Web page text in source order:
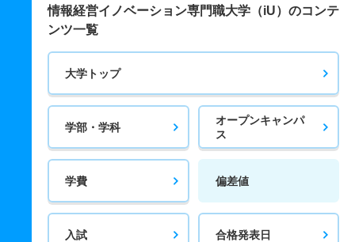
情報経営イノベーション専門職大学（iU）のコンテ
ンツ一覧
大学トップ
学部・学科
オープンキャンパ
ス
学費 偏差値
入試 合格発表日